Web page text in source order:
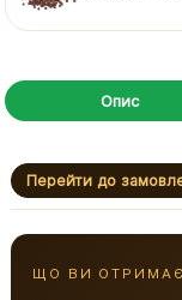
Опис
Перейти до
ЩО ВИ